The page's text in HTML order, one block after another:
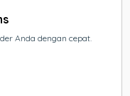
Anda dengan cepat.